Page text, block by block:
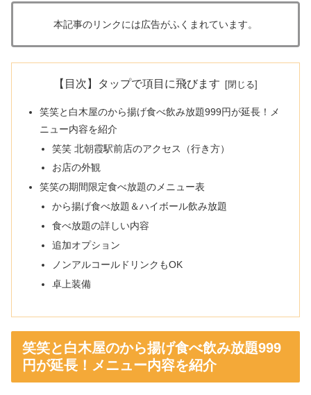
本記事のリンクには広告がふくまれています。
【目次】タップで項目に飛びます
笑笑と白木屋のから揚げ食べ飲み放題999円が延長！メ
ニュー内容を紹介
笑笑 北朝霞駅前店のアクセス（行き方）
お店の外観
笑笑の期間限定食べ放題のメニュー表
から揚げ食べ放題＆ハイボール飲み放題
食べ放題の詳しい内容
追加オプション
ノンアルコールドリンクもOK
卓上装備
笑笑と白木屋のから揚げ食べ飲み放題999
円が延長！メニュー内容を紹介